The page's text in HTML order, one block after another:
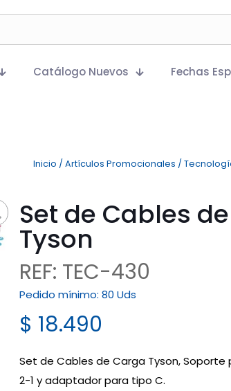
Catálogo Nuevos
Fechas
Inicio / Artículos Promocionales /
Set de Cables
Tyson
REF: TEC-430
Pedido mínimo: 80 Uds
$ 18.490
Set de Cables de Carga Tyson,
2-1 y adaptador para tipo C.